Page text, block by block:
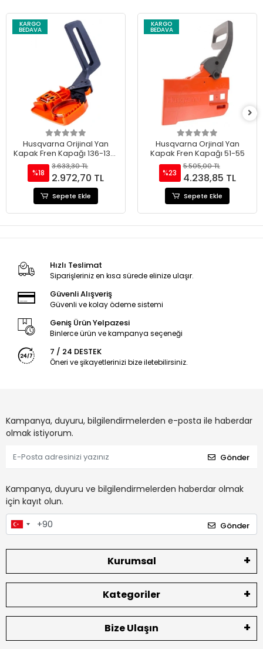
KARGO
BEDAVA
Husqvarna Orijinal Yan
Kapak Fren Kapağı 136-137-
141-142
%18
3.633,30 TL
2.972,70 TL
Sepete Ekle
KARGO
BEDAVA
Husqvarna Orjinal Yan
Kapak Fren Kapağı 51-55
%23
5.505,00 TL
4.238,85 TL
Sepete Ekle
Hızlı Teslimat
Siparişleriniz en kısa sürede elinize ulaşır.
Güvenli Alışveriş
Güvenli ve kolay ödeme sistemi
Geniş Ürün Yelpazesi
Binlerce ürün ve kampanya seçeneği
7 / 24 DESTEK
Öneri ve şikayetlerinizi bize iletebilirsiniz.
Kampanya, duyuru, bilgilendirmelerden e-posta ile haberdar
olmak istiyorum.
Gönder
Kampanya, duyuru ve bilgilendirmelerden haberdar olmak
için kayıt olun.
Gönder
Kurumsal
Kategoriler
Bize Ulaşın